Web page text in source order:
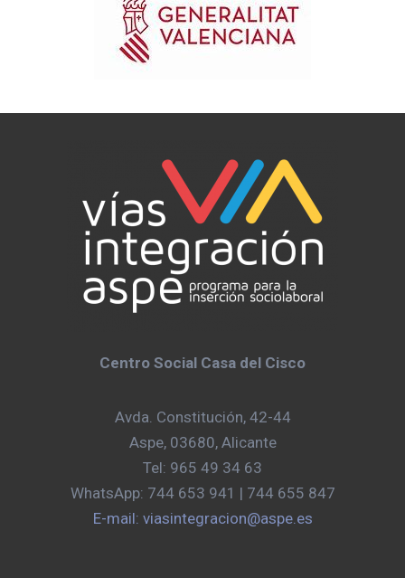
Centro Social Casa del Cisco
Avda. Constitución, 42-44
Aspe, 03680, Alicante
Tel: 965 49 34 63
WhatsApp: 744 653 941 | 744 655 847
E-mail: viasintegracion@aspe.es